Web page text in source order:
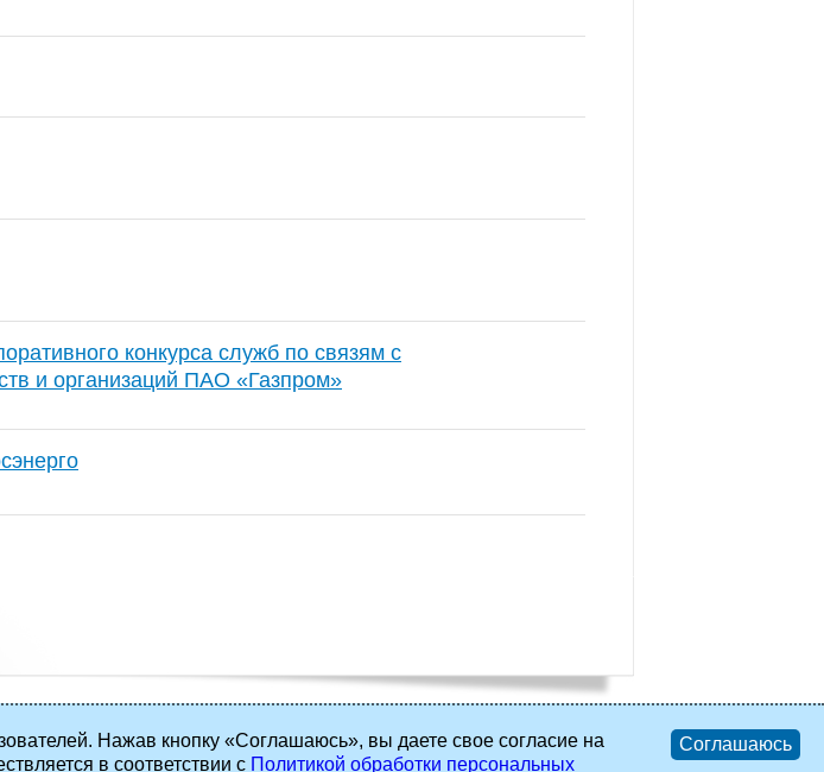
конкурса служб по связям с
и организаций ПАО «Газпром»
Нажав кнопку «Соглашаюсь», вы даете свое согласие на
в соответствии с Политикой обработки персональных
Соглашаюсь